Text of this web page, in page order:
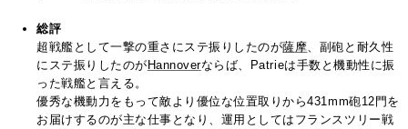
総評
超戦艦として一撃の重さにステ振りしたのが薩摩 、副砲と耐久性
にステ振りしたのが Hannoverならば、Patrieは手数と機動性に振
った戦艦と言える。
優秀な機動力をもって敵より優位な位置取りから431mm砲12門を
お届けするのが主な仕事となり、運用としてはフランスツリー戦